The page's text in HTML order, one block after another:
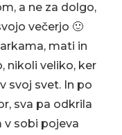
a ne za dolgo,
večerjo 🙂
mati in
nikoli veliko, ker
svoj svet. In po
sva pa odkrila
v sobi pojeva